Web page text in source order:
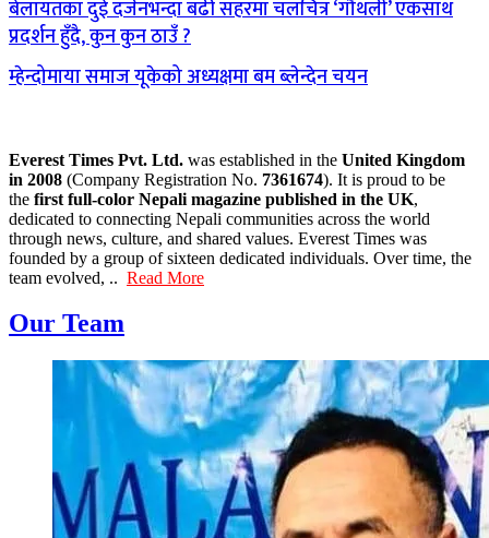
बेलायतका दुई दर्जनभन्दा बढी सहरमा चलचित्र ‘गौथली’ एकसाथ
प्रदर्शन हुँदै, कुन कुन ठाउँ ?
म्हेन्दोमाया समाज यूकेको अध्यक्षमा बम ब्लेन्देन चयन
Everest Times Pvt. Ltd. was established in the United Kingdom
in 2008 (Company Registration No. 7361674). It is proud to be
the first full-color Nepali magazine published in the UK,
dedicated to connecting Nepali communities across the world
through news, culture, and shared values. Everest Times was
founded by a group of sixteen dedicated individuals. Over time, the
team evolved, .. Read More
Our Team